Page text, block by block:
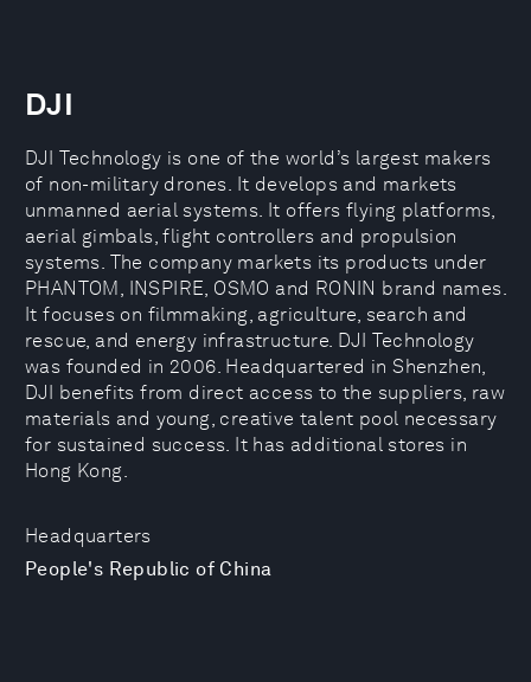
Headquarters
People's Republic of China
DJI
DJI Technology is one of the world’s largest makers
of non-military drones. It develops and markets
unmanned aerial systems. It offers flying platforms,
aerial gimbals, flight controllers and propulsion
systems. The company markets its products under
PHANTOM, INSPIRE, OSMO and RONIN brand names.
It focuses on filmmaking, agriculture, search and
rescue, and energy infrastructure. DJI Technology
was founded in 2006. Headquartered in Shenzhen,
DJI benefits from direct access to the suppliers, raw
materials and young, creative talent pool necessary
for sustained success. It has additional stores in
Hong Kong.